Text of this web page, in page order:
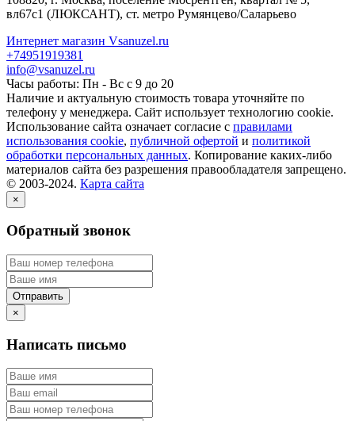
вл67с1 (ЛЮКСАНТ), ст. метро Румянцево/Саларьево
Интернет магазин Vsanuzel.ru
+74951919381
info@vsanuzel.ru
Часы работы: Пн - Вс с 9 до 20
Наличие и актуальную стоимость товара уточняйте по
телефону у менеджера. Сайт использует технологию cookie.
Использование сайта означает согласие с правилами
использования cookie, публичной офертой и политикой
обработки персональных данных. Копирование каких-либо
материалов сайта без разрешения правообладателя запрещено.
© 2003-2024. Карта сайта
×
Обратный звонок
×
Написать письмо